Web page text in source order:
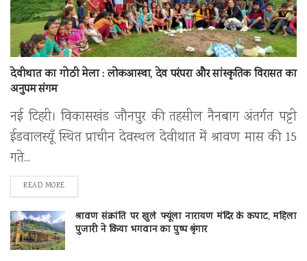
देवीथात का गोठी मेला : लोकआस्था, देव परंपरा और सांस्कृतिक विरासत का
अनुपम संगम
नई टिहरी। विकासखंड जौनपुर की तहसील नैनबाग अंतर्गत पट्टी
ईडवालस्यूँ स्थित प्राचीन देवस्थल देवीथात में श्रावण मास की 15
गते...
READ MOREDETAILS
श्रावण संक्रांति पर खुले फ्यूंला नारायण मंदिर के कपाट, महिला
पुजारी ने किया भगवान का पुष्प श्रृंगार